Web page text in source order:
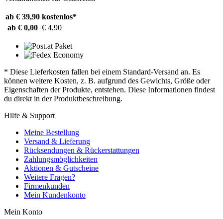
ab € 39,90 kostenlos*
ab € 0,00 € 4,90
* Diese Lieferkosten fallen bei einem Standard-Versand an. Es
können weitere Kosten, z. B. aufgrund des Gewichts, Größe oder
Eigenschaften der Produkte, entstehen. Diese Informationen findest
du direkt in der Produktbeschreibung.
Hilfe & Support
Meine Bestellung
Versand & Lieferung
Rücksendungen & Rückerstattungen
Zahlungsmöglichkeiten
Aktionen & Gutscheine
Weitere Fragen?
Firmenkunden
Mein Kundenkonto
Mein Konto